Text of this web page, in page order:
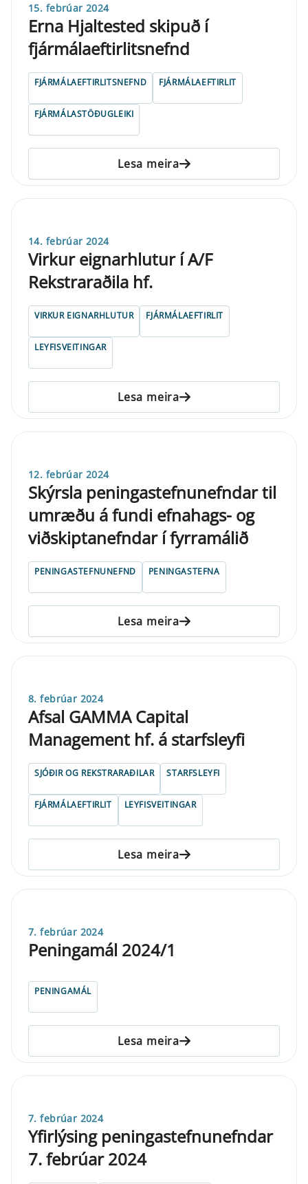
15. febrúar 2024
Erna Hjaltested skipuð í
fjármálaeftirlitsnefnd
FJÁRMÁLAEFTIRLITSNEFND FJÁRMÁLAEFTIRLIT
FJÁRMÁLASTÖÐUGLEIKI
Lesa meira
14. febrúar 2024
Virkur eignarhlutur í A/F
Rekstraraðila hf.
VIRKUR EIGNARHLUTUR FJÁRMÁLAEFTIRLIT
LEYFISVEITINGAR
Lesa meira
12. febrúar 2024
Skýrsla peningastefnunefndar til
umræðu á fundi efnahags- og
viðskiptanefndar í fyrramálið
PENINGASTEFNUNEFND PENINGASTEFNA
Lesa meira
8. febrúar 2024
Afsal GAMMA Capital
Management hf. á starfsleyfi
SJÓÐIR OG REKSTRARAÐILAR STARFSLEYFI
FJÁRMÁLAEFTIRLIT LEYFISVEITINGAR
Lesa meira
7. febrúar 2024
Peningamál 2024/1
PENINGAMÁL
Lesa meira
7. febrúar 2024
Yfirlýsing peningastefnunefndar
7. febrúar 2024